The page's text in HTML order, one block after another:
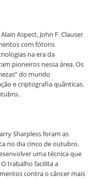
Aspect, John F. Clauser
com fótons
na era da
pioneiros nessa área. Os
do mundo
e criptografia quânticas.
Sharpless foram as
no dia cinco de outubro.
uma técnica que
trabalho facilita a
contra o câncer mais